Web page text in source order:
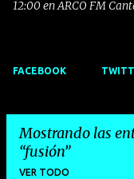
12:00 en ARCO FM
FACEBOOK
Mostrando las
fusión
VER TODO